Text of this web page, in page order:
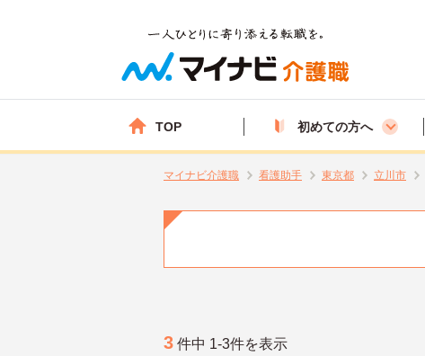
TOP 初めての方へ
マイナビ介護職 看護助手 東京都 立川市
3 件中 1-3件を表示